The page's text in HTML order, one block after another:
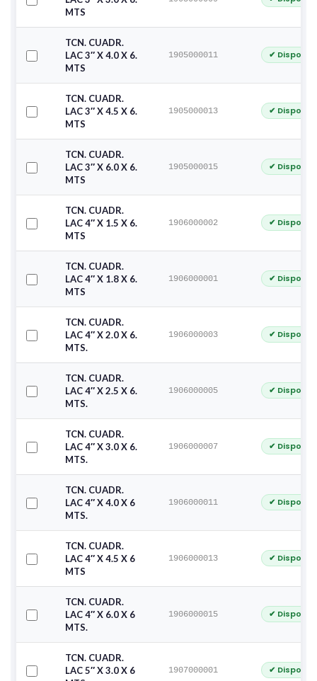
MTS
TCN. CUADR.
LAC 3″ X 4.0 X 6.
MTS
1905000011 ✔
TCN. CUADR.
LAC 3″ X 4.5 X 6.
MTS
1905000013 ✔
TCN. CUADR.
LAC 3″ X 6.0 X 6.
MTS
1905000015 ✔
TCN. CUADR.
LAC 4″ X 1.5 X 6.
MTS
1906000002 ✔
TCN. CUADR.
LAC 4″ X 1.8 X 6.
MTS
1906000001 ✔
TCN. CUADR.
LAC 4″ X 2.0 X 6.
MTS.
1906000003 ✔
TCN. CUADR.
LAC 4″ X 2.5 X 6.
MTS.
1906000005 ✔
TCN. CUADR.
LAC 4″ X 3.0 X 6.
MTS.
1906000007 ✔
TCN. CUADR.
LAC 4″ X 4.0 X 6
MTS.
1906000011 ✔
TCN. CUADR.
LAC 4″ X 4.5 X 6
MTS
1906000013 ✔
TCN. CUADR.
LAC 4″ X 6.0 X 6
MTS.
1906000015 ✔
TCN. CUADR.
LAC 5″ X 3.0 X 6
1907000001 ✔